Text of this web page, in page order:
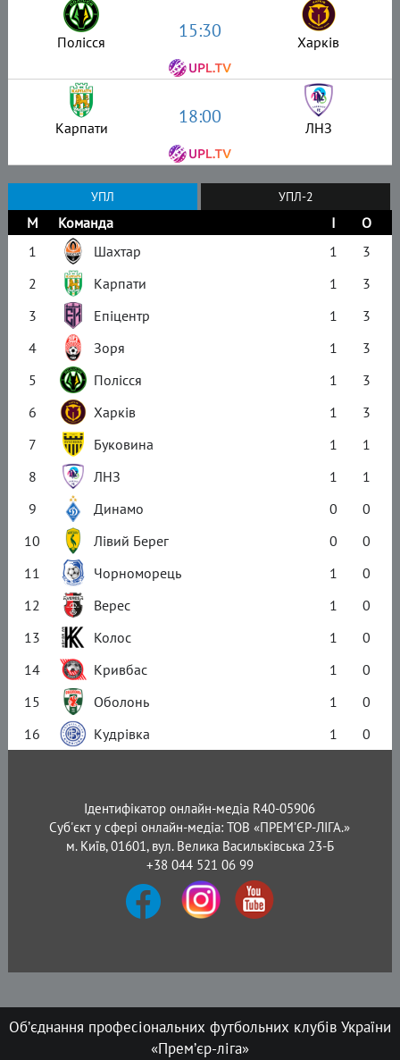
Полісся 15:30 Харків
Карпати 18:00 ЛНЗ
УПЛ УПЛ-2
М Команда І
О
1
Шахтар 1
3
2
Карпати 1
3
3
Епіцентр 1
3
4
Зоря 1
3
5
Полісся 1
3
6
Харків 1
3
7
Буковина 1
1
8
ЛНЗ 1
1
9
Динамо 0
0
10
Лівий Берег 0
0
11
Чорноморець 1
0
12
Верес 1
0
13
Колос 1
0
14
Кривбас 1
0
15
Оболонь 1
0
16
Кудрівка 1 0
Ідентифікатор онлайн-медіа R40-05906
Суб'єкт у сфері онлайн-медіа: ТОВ «ПРЕМ’ЄР-ЛІГА.»
м. Київ, 01601, вул. Велика Васильківська 23-Б
+38 044 521 06 99
Об’єднання професіональних футбольних клубів України
«Прем’єр-ліга»